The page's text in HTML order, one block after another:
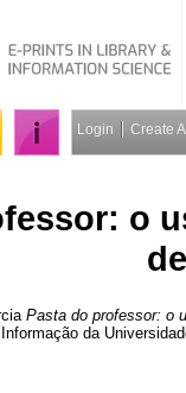
Login Create
o
Pasta do professor: o
da